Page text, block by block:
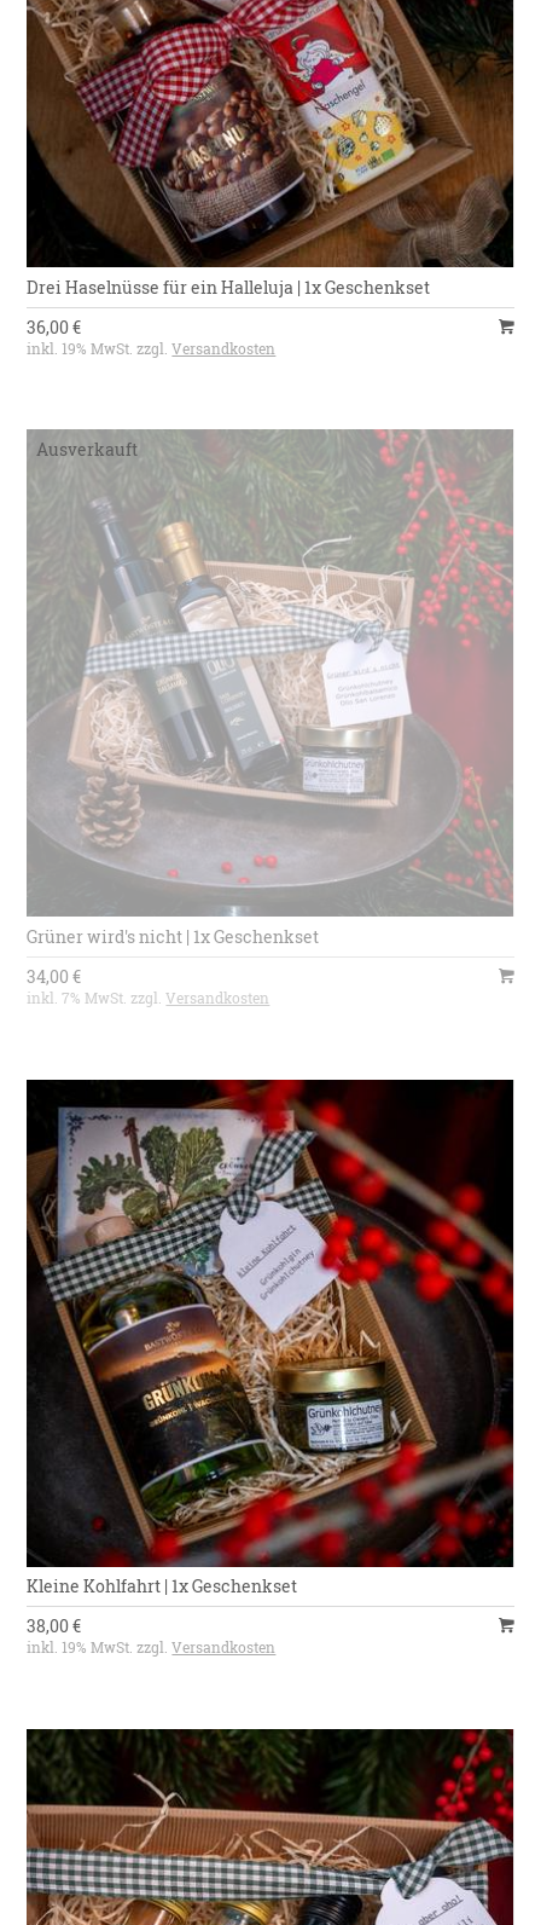
Drei Haselnüsse für ein Halleluja | 1x Geschenkset
36,00 €
inkl. 19% MwSt. zzgl.Versandkosten
Grüner wird's nicht | 1x Geschenkset
34,00 €
inkl. 7% MwSt. zzgl.Versandkosten
Kleine Kohlfahrt | 1x Geschenkset
38,00 €
inkl. 19% MwSt. zzgl.Versandkosten